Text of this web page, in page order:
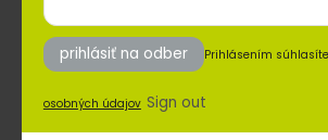
prihlásiť na odber Prihlásením
osobných údajov Sign out